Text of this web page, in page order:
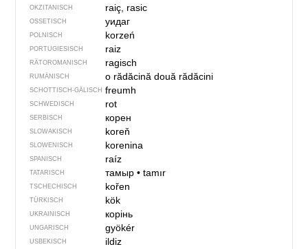
OKZITANISCH raiç, rasic
OSSETISCH уидаг
POLNISCH korzeń
PORTUGIESISCH raiz
RÄTOROMANISCH ragisch
RUMÄNISCH o rădăcinădouă rădăcini
SCHOTTISCH-GÄLISCH freumh
SCHWEDISCH rot
SERBISCH корен
SLOWAKISCH koreň
SLOWENISCH korenina
SPANISCH raíz
TATARISCH тамыр• tamır
TSCHECHISCH kořen
TÜRKISCH kök
UKRAINISCH корінь
UNGARISCH gyökér
USBEKISCH ildiz